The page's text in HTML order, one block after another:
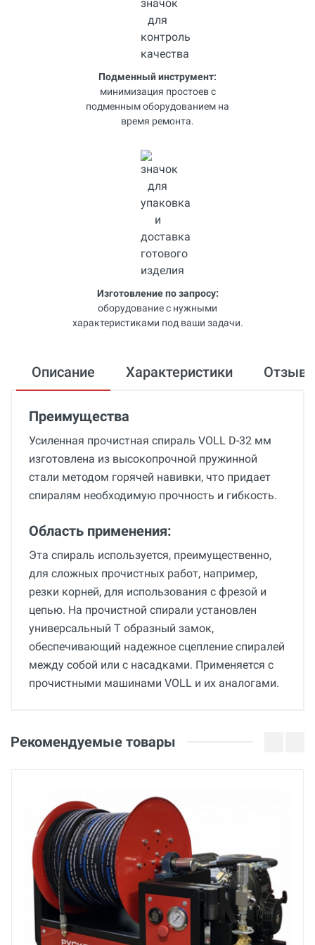
Подменный инструмент:
минимизация простоев с
подменным оборудованием на
время ремонта.
Изготовление по запросу:
оборудование с нужными
характеристиками под ваши задачи.
Описание Характеристики
Преимущества
Усиленная прочистная спираль VOLL D-32 мм
изготовлена из высокопрочной пружинной
стали методом горячей навивки, что придает
спиралям необходимую прочность и гибкость.
Область применения:
Эта спираль используется, преимущественно,
для сложных прочистных работ, например,
резки корней, для использования с фрезой и
цепью. На прочистной спирали установлен
универсальный Т образный замок,
обеспечивающий надежное сцепление спиралей
между собой или с насадками. Применяется c
прочистными машинами VOLL и их аналогами.
Германия
Основные
Вес нетто
кг
Вес брутто
кг
Оценка
Email
Ваше сообщение
Рекомендуемые товары